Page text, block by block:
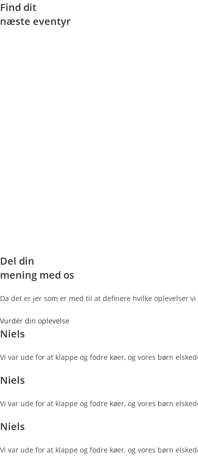
Find dit
næste eventyr
Del din
mening med os
Da det er jer som er med til at definere hvilke oplevelser
Vurdér din oplevelse
Niels
Vi var ude for at klappe og fodre køer, og vores børn
Niels
Vi var ude for at klappe og fodre køer, og vores børn
Niels
Vi var ude for at klappe og fodre køer, og vores børn